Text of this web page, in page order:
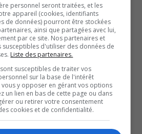
personnel seront traitées, et les
appareil (cookies, identifiants
de données) pourront être stockées
ainsi que partagées avec lui,
par ce site. Nos partenaires et
susceptibles d'utiliser des données de
Liste des partenaires.
susceptibles de traiter vos
sur la base de l'intérêt
vous y opposer en gérant vos options
un lien en bas de cette page ou dans
ou retirer votre consentement
cookies et de confidentialité.